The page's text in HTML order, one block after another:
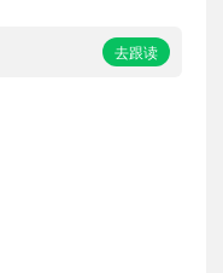
去跟读